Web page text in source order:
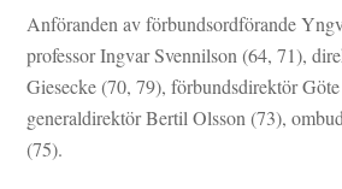
Anföranden av förbundsordförande
professor Ingvar Svennilson (64, 71),
Giesecke (70, 79), förbundsdirektör
generaldirektör Bertil Olsson (73),
(75).